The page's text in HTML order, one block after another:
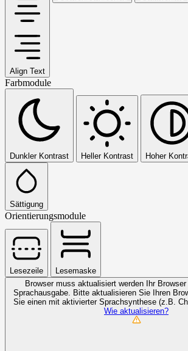
Align Text
Farbmodule
Dunkler Kontrast Heller Kontrast Hoher
Sättigung
Orientierungsmodule
Lesezeile
Lesemaske
Browser muss aktualisiert werden Ihr
Sprachausgabe. Bitte aktualisieren Sie Ihren
Sie einen mit aktivierter Sprachsynthese (z.B.
Wie aktualisieren?